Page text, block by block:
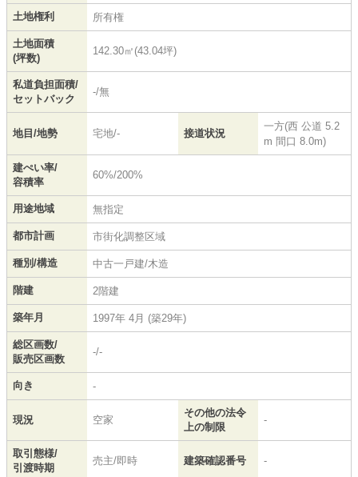
土地権利 所有権
土地面積
(坪数)
142.30㎡(43.04坪)
私道負担面積/
セットバック
-/無
地目/地勢 宅地/- 接道状況
一方(西 公道 5.2
m 間口 8.0m)
建ぺい率/
容積率
60%/200%
用途地域 無指定
都市計画 市街化調整区域
種別/構造 中古一戸建/木造
階建 2階建
築年月 1997年 4月 (築29年)
総区画数/
販売区画数
-/-
向き -
現況 空家
その他の法令
上の制限
-
取引態様/
引渡時期
売主/即時 建築確認番号 -